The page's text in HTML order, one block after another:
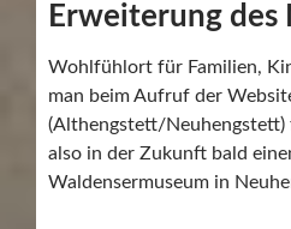
Erweiterung des
Wohlfühlort für Familien,
man beim Aufruf der
(Althengstett/
also in der Zukunft bald
Waldensermuseum in